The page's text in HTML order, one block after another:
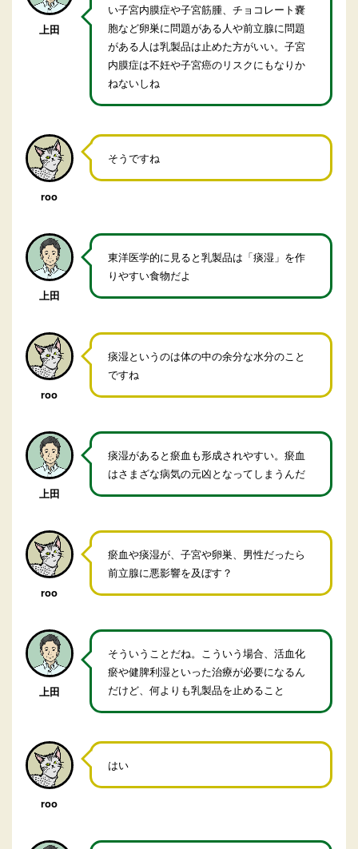
上田
い子宮内膜症や子宮筋腫、チョコレート嚢
胞など卵巣に問題がある人や前立腺に問題
がある人は乳製品は止めた方がいい。子宮
内膜症は不妊や子宮癌のリスクにもなりか
ねないしね
roo
そうですね
上田
東洋医学的に見ると乳製品は「痰湿」を作
りやすい食物だよ
roo
痰湿というのは体の中の余分な水分のこと
ですね
上田
痰湿があると瘀血も形成されやすい。瘀血
はさまざな病気の元凶となってしまうんだ
roo
瘀血や痰湿が、子宮や卵巣、男性だったら
前立腺に悪影響を及ぼす？
上田
そういうことだね。こういう場合、活血化
瘀や健脾利湿といった治療が必要になるん
だけど、何よりも乳製品を止めること
roo
はい